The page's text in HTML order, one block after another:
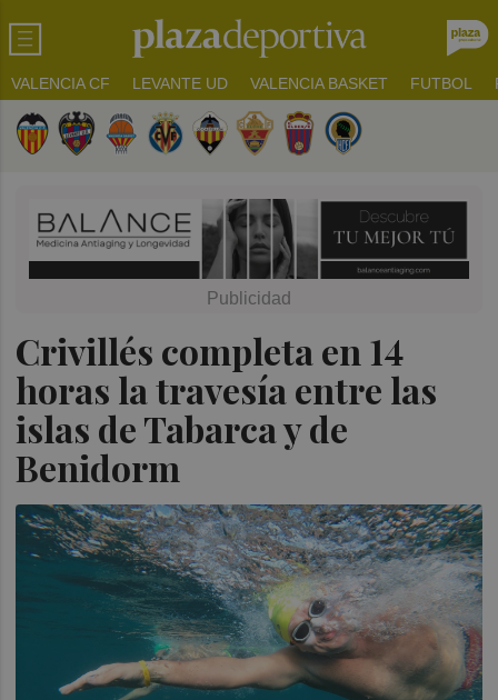
VALENCIA CF LEVANTE UD VALENCIA BASKET FUTBOL
Crivillés completa en 14
horas la travesía entre las
islas de Tabarca y de
Benidorm